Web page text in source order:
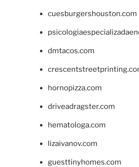
cuesburgershouston.com
dmtacos.com
hornopizza.com
driveadragster.com
hematologa.com
lizaivanov.com
guesttinyhomes.com